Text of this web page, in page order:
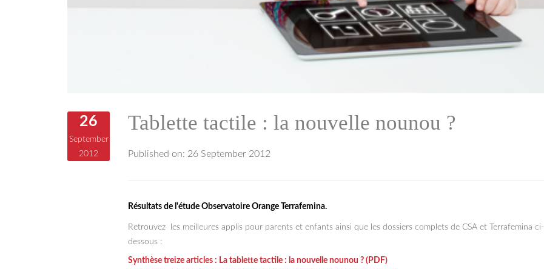
26
September
2012
Tablette tactile : la nouvelle nounou ?
Published on: 26 September 2012
Résultats de l'étude Observatoire Orange Terrafemina.
Retrouvez les meilleures applis pour parents et enfants ainsi que les dossiers complets de CSA et Terrafemina ci-
dessous :
Synthèse treize articles : La tablette tactile : la nouvelle nounou ? (PDF)